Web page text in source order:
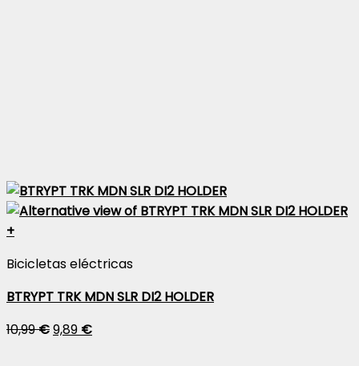
+
Bicicletas eléctricas
BTRYPT TRK MDN SLR DI2 HOLDER
10,99€9,89 €